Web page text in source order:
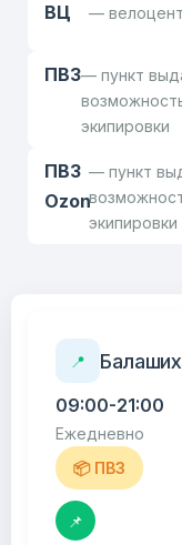
ВЦ —
ПВЗ— пункт
экипировки
ПВЗ
Ozon
— пункт
экипировки
📍
09:00-21:00
Ежедневно
📦 ПВЗ
📌